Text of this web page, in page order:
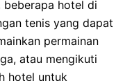
beberapa hotel di
tenis yang dapat
permainan
atau mengikuti
hotel untuk